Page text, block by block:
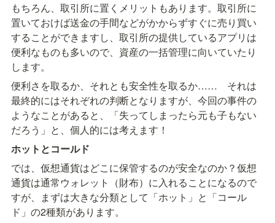
もちろん、取引所に置くメリットもあります。取引所に
置いておけば送金の手間などがかからずすぐに売り買い
することができますし、取引所の提供しているアプリは
便利なものも多いので、資産の一括管理に向いていたり
します。
便利さを取るか、それとも安全性を取るか……　それは
最終的にはそれぞれの判断となりますが、今回の事件の
ようなことがあると、「失ってしまったら元も子もない
だろう」と、個人的には考えます！
ホットとコールド
では、仮想通貨はどこに保管するのが安全なのか？仮想
通貨は通常ウォレット（財布）に入れることになるので
すが、まずは大きな分類として「ホット」と「コール
ド」の2種類があります。